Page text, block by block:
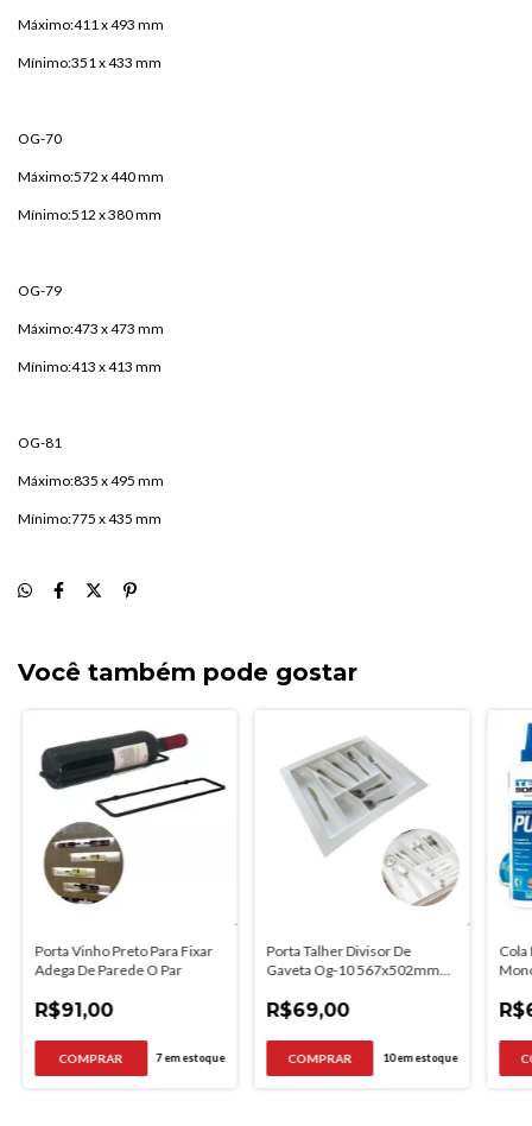
Máximo:411 x 493 mm
Mínimo:351 x 433 mm
OG-70
Máximo:572 x 440 mm
Mínimo:512 x 380 mm
OG-79
Máximo:473 x 473 mm
Mínimo:413 x 413 mm
OG-81
Máximo:835 x 495 mm
Mínimo:775 x 435 mm
Você também pode gostar
Porta Vinho Preto Para Fixar
Adega De Parede O Par
R$91,00
7em estoque
Porta Talher Divisor De
Gaveta Og-10 567x502mm
R$69,00
10em estoque
Cola